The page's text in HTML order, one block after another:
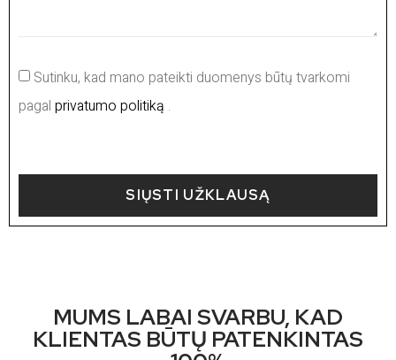
Sutinku, kad mano pateikti duomenys būtų tvarkomi
pagal privatumo politiką .
SIŲSTI UŽKLAUSĄ
MUMS LABAI SVARBU, KAD
KLIENTAS BŪTŲ PATENKINTAS